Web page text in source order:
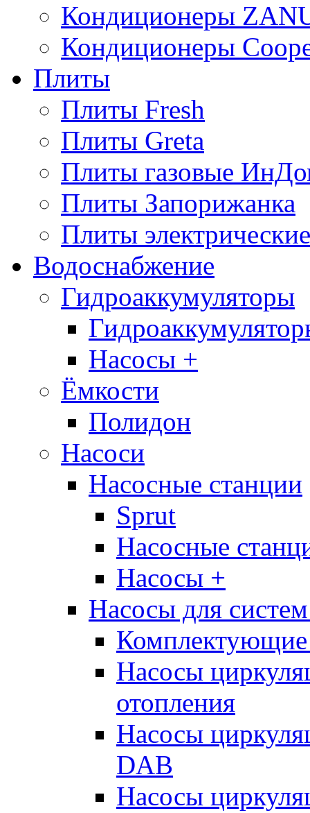
Кондиционеры
Кондиционеры
Плиты
Плиты Fresh
Плиты Greta
Плиты газовые
Плиты Запорижанка
Плиты
Водоснабжение
Гидроаккумуляторы
Насосы +
Ёмкости
Полидон
Насоси
Насосные станции
Sprut
Насосные
Насосы +
Насосы для
Комплектующие
Насосы
отопления
Насосы
DAB
Насосы